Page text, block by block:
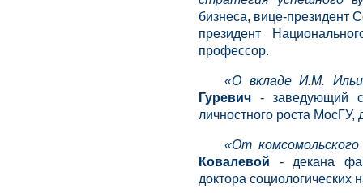
бизнеса, вице-президент
президент
профессор.
«О вкладе И.М.
Гуревич - заведующий
личностного роста МосГУ,
«От
Ковалевой - декана
доктора социологических